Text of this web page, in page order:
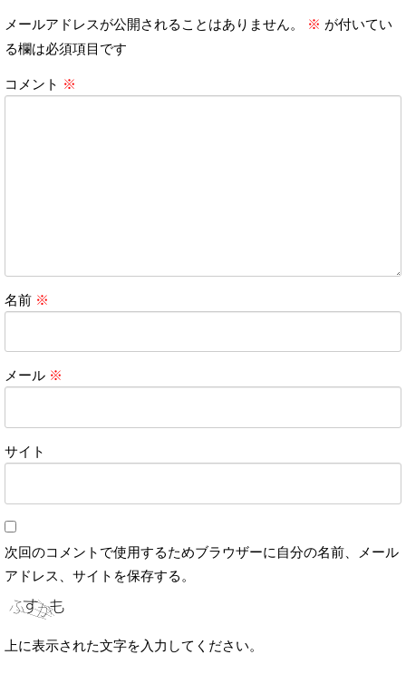
メールアドレスが公開されることはありません。 ※ が付いてい
る欄は必須項目です
コメント ※
名前 ※
メール ※
サイト
次回のコメントで使用するためブラウザーに自分の名前、メール
アドレス、サイトを保存する。
上に表示された文字を入力してください。